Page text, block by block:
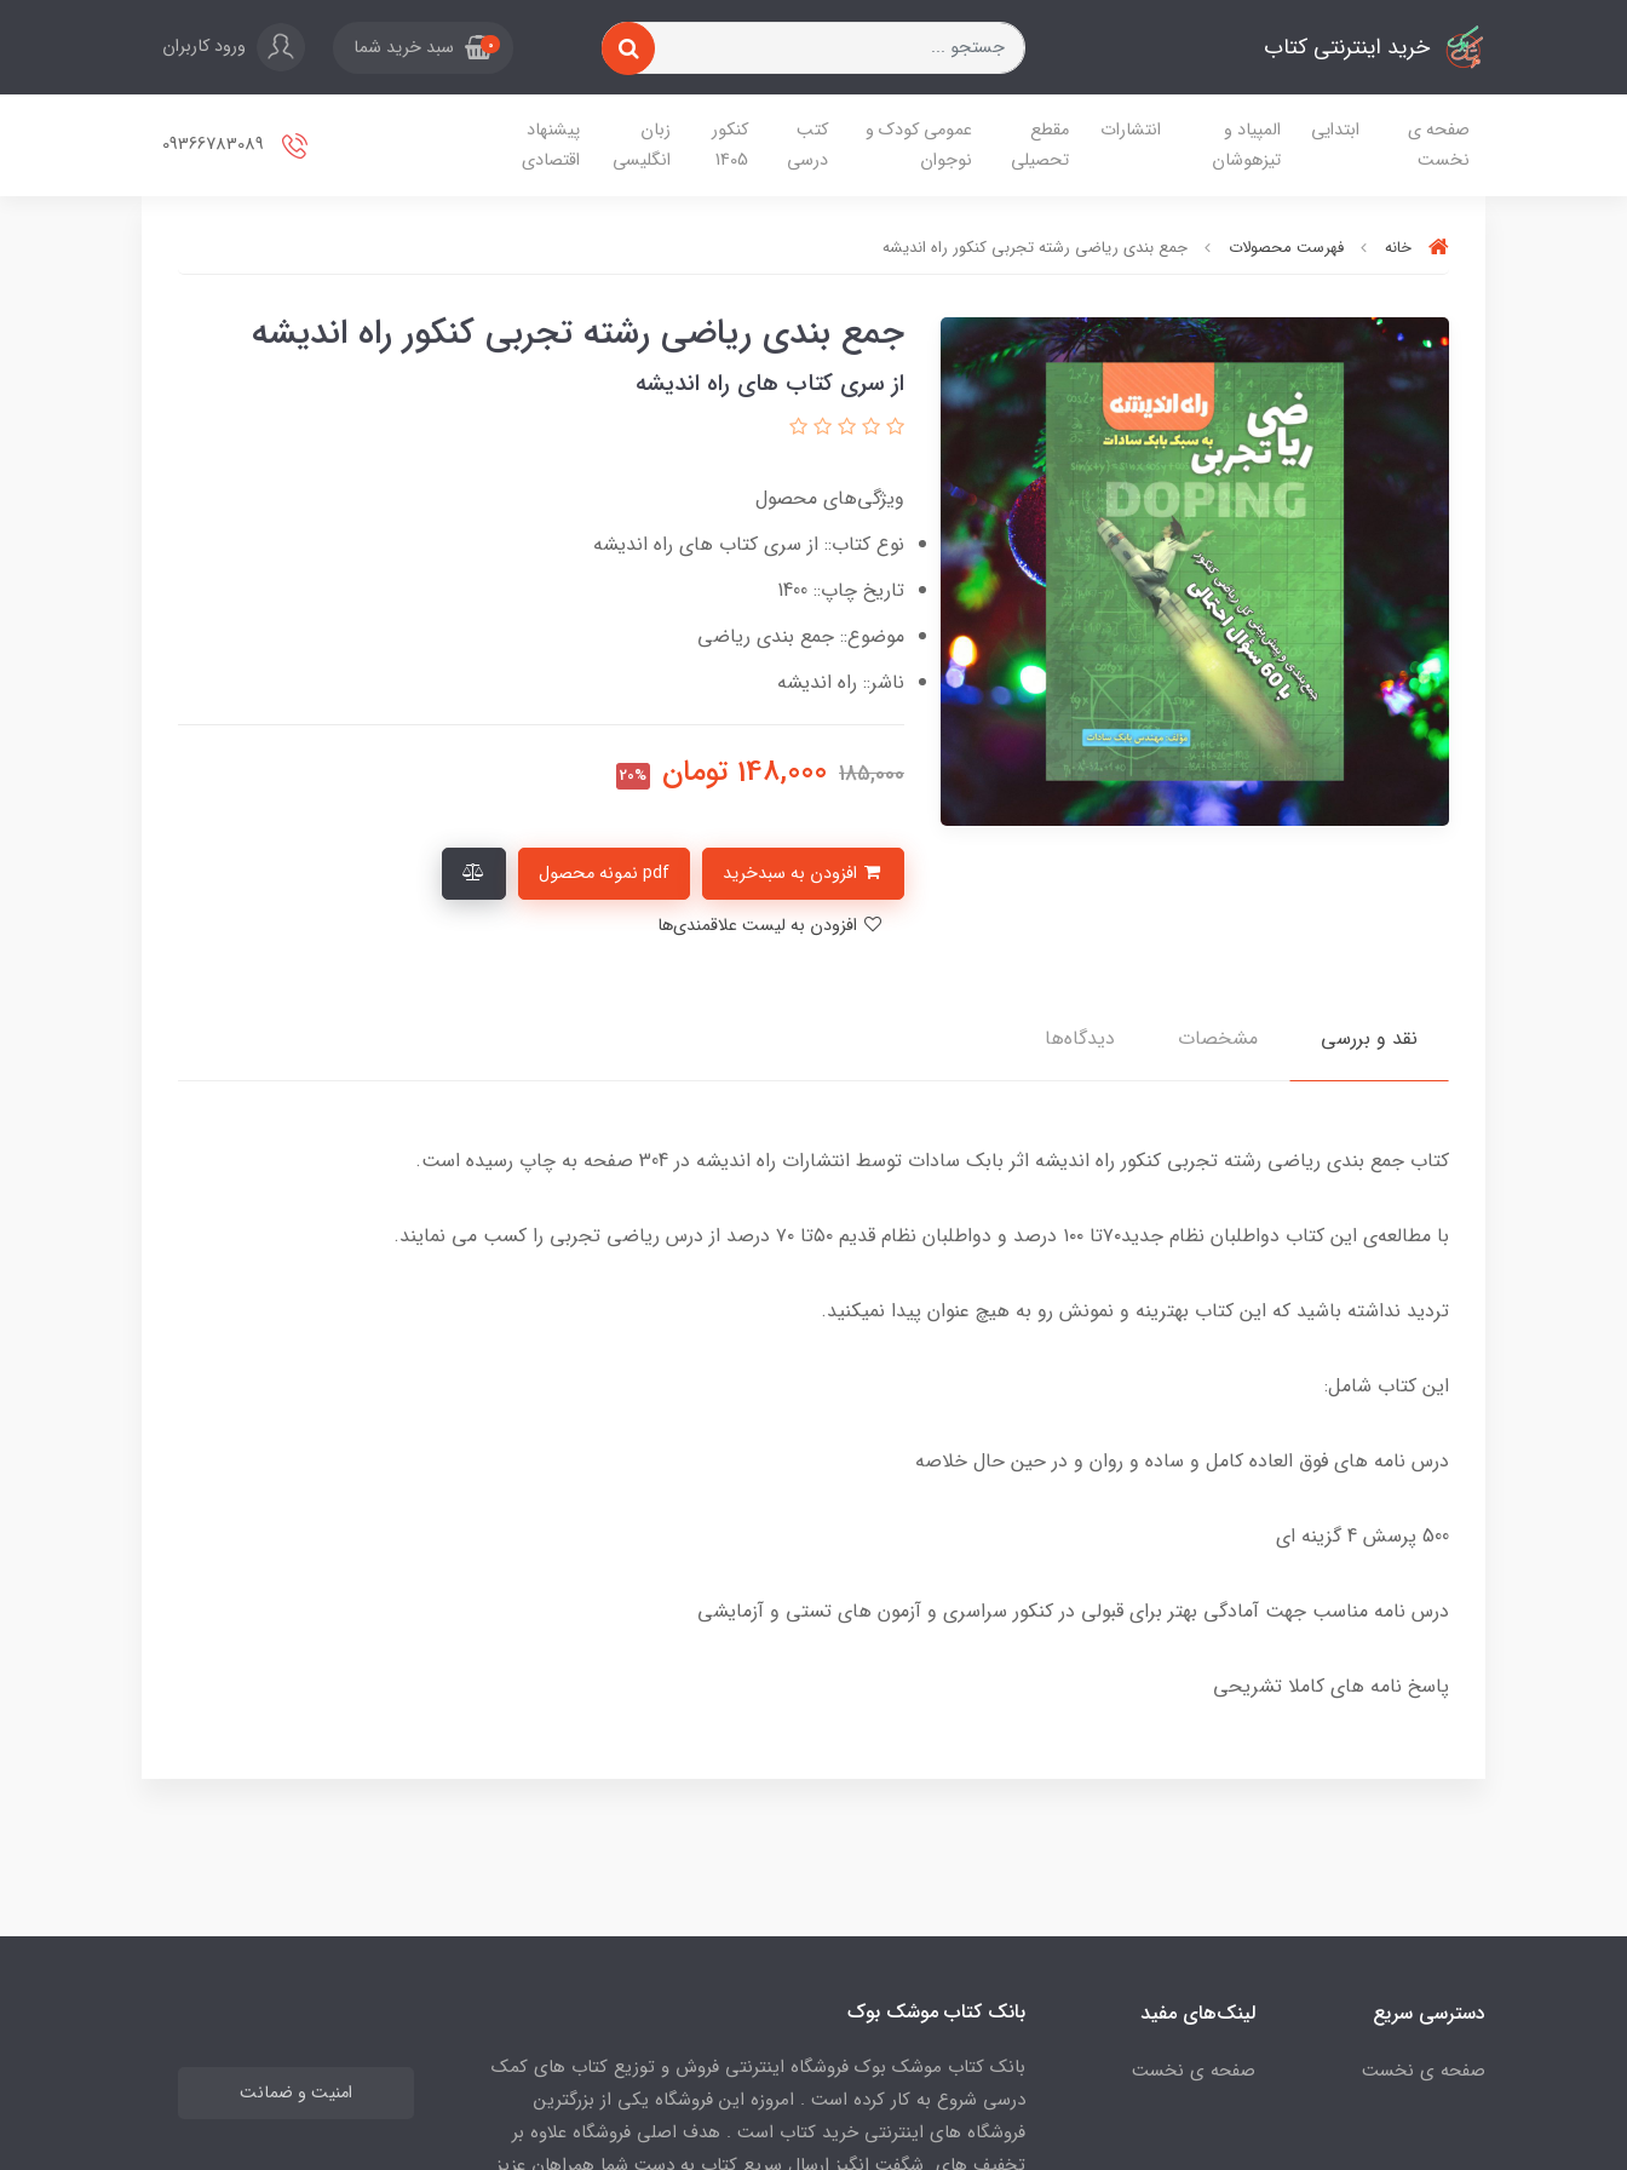
خرید اینترنتی کتاب 0 سبد خرید شما ورود کاربران
صفحه ی
نخست
ابتدایی
المپیاد و
تیزهوشان
انتشارات
مقطع
تحصیلی
عمومی کودک و
نوجوان
کتب
درسی
کنکور
1405
زبان
انگلیسی
پیشنهاد
اقتصادی
خانه فهرست محصولات جمع بندی ریاضی رشته تجربی کنکور راه اندیشه
جمع بندی ریاضی رشته تجربی کنکور راه اندیشه
از سری کتاب های راه اندیشه
ویژگی‌های محصول
نوع کتاب:: از سری کتاب های راه اندیشه
تاریخ چاپ:: 1400
موضوع:: جمع بندی ریاضی
ناشر:: راه اندیشه
185,000
148,000 تومان 20%
pdf نمونه محصول
نقد و بررسی مشخصات دیدگاه‌ها
کتاب جمع بندی ریاضی رشته تجربی کنکور راه اندیشه اثر بابک سادات توسط انتشارات راه اندیشه در 304 صفحه به چاپ رسیده است.
با مطالعه‌ی این کتاب دواطلبان نظام جدید۷۰تا ۱۰۰ درصد و دواطلبان نظام قدیم ۵۰تا ۷۰ درصد از درس ریاضی تجربی را کسب می نمایند.
تردید نداشته باشید که این کتاب بهترینه و نمونش رو به هیچ عنوان پیدا نمیکنید.
این کتاب شامل:
درس نامه‌ هاي فوق العاده كامل‌ و ساده و روان و در حين حال خلاصه
500 پر‌سش 4 گزينه ‌اي
درس نامه مناسب جهت آمادگی بهتر برای قبولی در کنکور سراسری و آزمون های تستی و آزمایشی
پاسخ نامه‌ هاي كاملا تشريحي
دسترسی سریع
صفحه ی نخست
لینک‌های مفید
صفحه ی نخست
بانک کتاب موشک بوک
بانک کتاب موشک بوک فروشگاه اینترنتی فروش و توزیع کتاب های کمک
درسی شروع به کار کرده است . امروزه این فروشگاه یکی از بزرگترین
فروشگاه های اینترنتی خرید کتاب است . هدف اصلی فروشگاه علاوه بر
امنیت و ضمانت